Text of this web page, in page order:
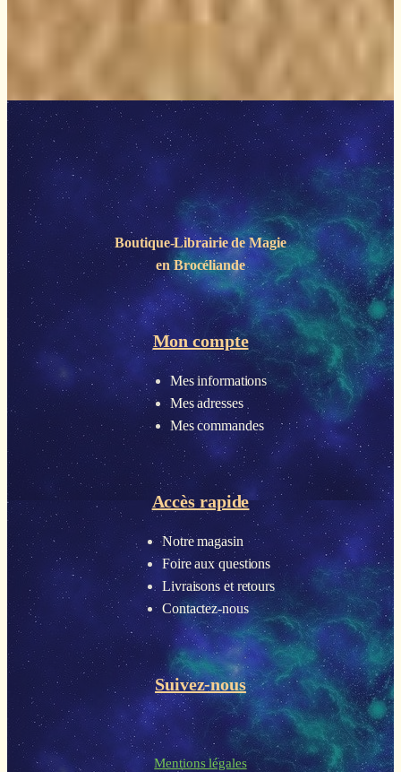
Boutique-Librairie deMagie
en Brocéliande
Mon compte
Mes informations
Mes adresses
Mes commandes
Accès rapide
Notre magasin
Foire aux questions
Livraisons et retours
Contactez-nous
Suivez-nous
Mentions légales